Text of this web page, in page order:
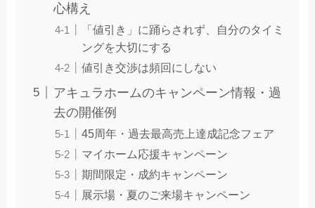
心構え
「値引き」に踊らされず、自分のタイミ
ングを大切にする
値引き交渉は頻回にしない
アキュラホームのキャンペーン情報・過
去の開催例
45周年・過去最高売上達成記念フェア
マイホーム応援キャンペーン
期間限定・成約キャンペーン
展示場・夏のご来場キャンペーン